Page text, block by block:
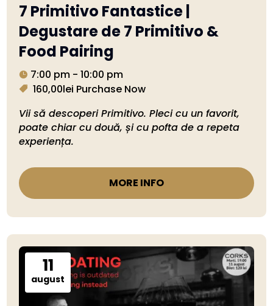
7 Primitivo Fantastice |
Degustare de 7 Primitivo &
Food Pairing
7:00 pm - 10:00 pm
160,00lei Purchase Now
Vii să descoperi Primitivo. Pleci cu un favorit,
poate chiar cu două, și cu pofta de a repeta
experiența.
MORE INFO
11
august